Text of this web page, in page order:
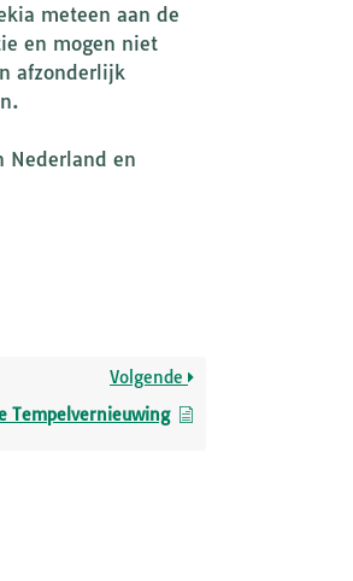
meteen aan de
en mogen niet
afzonderlijk
Nederland en
Volgende
Tempelvernieuwing